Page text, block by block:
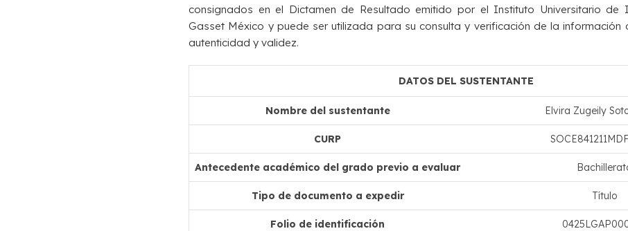
consignados en el Dictamen de Resultado emitido por el Instituto Universitario de
Gasset México y puede ser utilizada para su consulta y verificación de la información
autenticidad y validez.
DATOS DEL SUSTENTANTE
Nombre del sustentante Elvira Zugeily
CURP
Antecedente académico del grado previo a evaluar
Tipo de documento a expedir Título
Folio de identificación